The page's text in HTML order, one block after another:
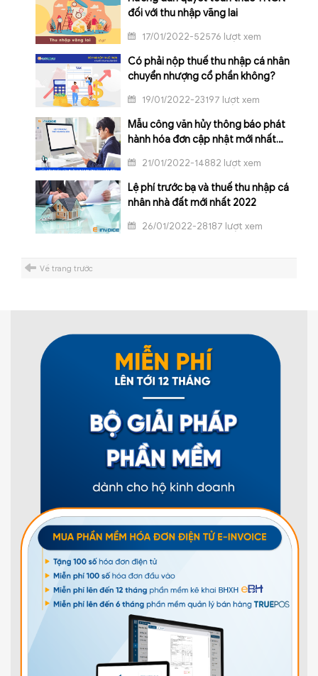
đối với thu nhập vãng lai
17/01/2022-52576 lượt xem
Có phải nộp thuế thu nhập cá nhân
chuyển nhượng cổ phần không?
19/01/2022-23197 lượt xem
Mẫu công văn hủy thông báo phát
hành hóa đơn cập nhật mới nhất
21/01/2022-14882 lượt xem
Lệ phí trước bạ và thuế thu nhập cá
nhân nhà đất mới nhất 2022
26/01/2022-28187 lượt xem
Về trang trước